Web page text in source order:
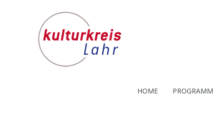
HOME PROGRAMM